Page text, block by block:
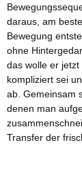
daraus, am
Bewegung
ohne
das wolle er
kompliziert sei
ab. Gemeinsam
denen man
Transfer der